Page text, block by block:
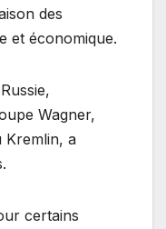
des
et économique.
Wagner,
Kremlin, a
certains